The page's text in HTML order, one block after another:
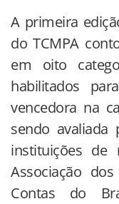
A primeira
do TCMPA
em oito
habilitados
vencedora na
sendo
instituições de
Associação
Contas do